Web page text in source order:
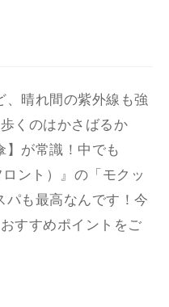
、晴れ間の紫外線も強
くのはかさばるか
】が常識！中でも
ント）』の「モクッ
パも最高なんです！今
すすめポイントをご